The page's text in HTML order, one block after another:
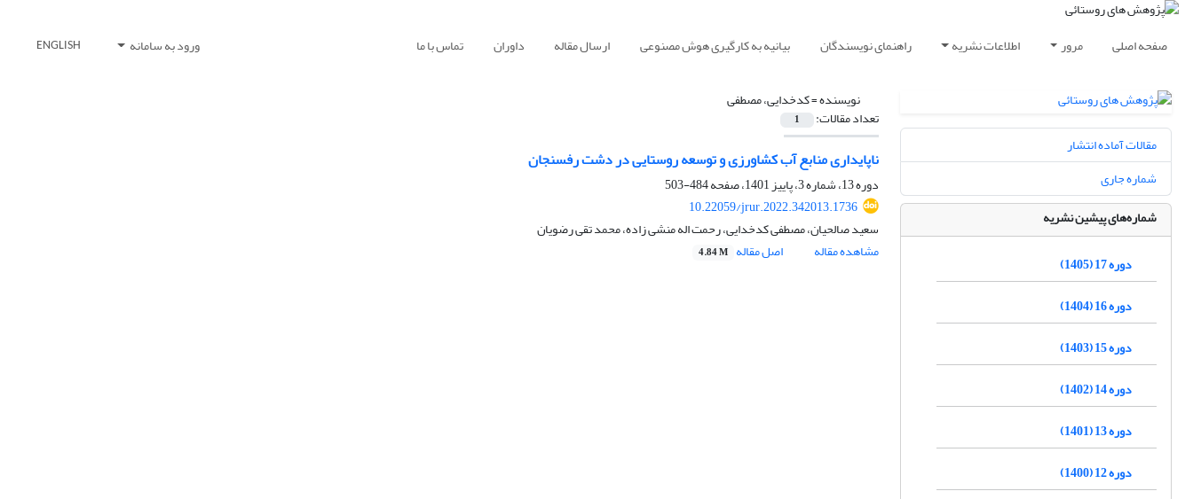
صفحه اصلی مرور اطلاعات نشریه راهنمای نویسندگان بیانیه به کارگیری هوش مصنوعی ارسال مقاله داوران تماس با ما ورود به سامانه ENGLISH
نویسنده =کدخدایی، مصطفی
تعداد مقالات: 1
ناپایداری منابع آب کشاورزی و توسعه روستایی در دشت رفسنجان
دوره 13، شماره 3، پاییز 1401، صفحه
484-503
10.22059/jrur.2022.342013.1736
سعید صالحیان، مصطفی کدخدایی، رحمت اله منشی زاده، محمد تقی رضویان
مشاهده مقاله
اصل مقاله 4.84 M
مقالات آماده انتشار
شماره جاری
شماره‌های پیشین نشریه
دوره 17 (1405)
دوره 16 (1404)
دوره 15 (1403)
دوره 14 (1402)
دوره 13 (1401)
دوره 12 (1400)